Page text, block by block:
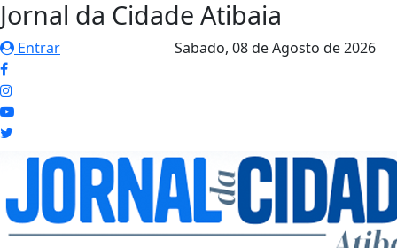
Jornal da Cidade Atibaia
Entrar Sabado, 08 de Agosto de 2026